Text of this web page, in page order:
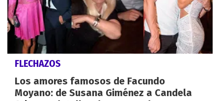
FLECHAZOS
Los amores famosos de Facundo
Moyano: de Susana Giménez a Candela